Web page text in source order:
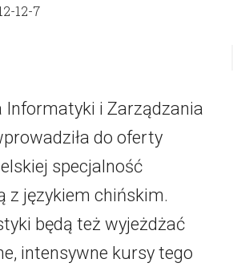
12-7
Informatyki i Zarządzania
do oferty
specjalność
z językiem chińskim.
będą też wyjeżdżać
intensywne kursy tego